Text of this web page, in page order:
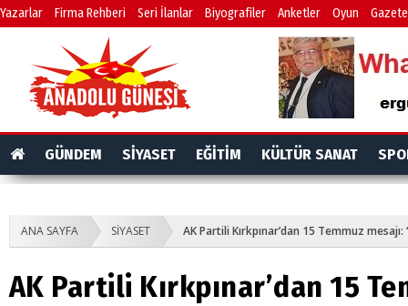
Yazarlar Firma Rehberi Seri İlanlar Biyografiler Anketler Oyun
GÜNDEM SİYASET EĞİTİM KÜLTÜR SANAT
ANA SAYFA SİYASET AK Partili Kırkpınar’dan 15 Temmuz
AK Partili Kırkpınar’dan 15